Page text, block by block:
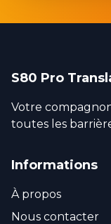
S80 Pro
Votre
toutes les
Informations
À propos
Nous contacter